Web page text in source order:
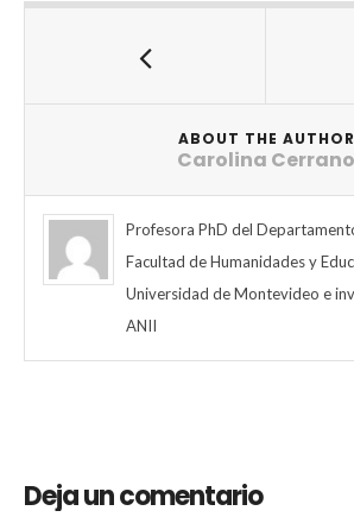
ABOUT THE AUTHOR
Carolina Cerrano
Profesora PhD del
Facultad de Humanidades y
Universidad de Montevideo e
ANII
Deja un comentario